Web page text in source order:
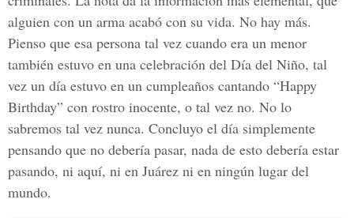
alguien con un arma acabó con su vida. No hay más.
Pienso que esa persona tal vez cuando era un menor
también estuvo en una celebración del Día del Niño, tal
vez un día estuvo en un cumpleaños cantando “Happy
Birthday” con rostro inocente, o tal vez no. No lo
sabremos tal vez nunca. Concluyo el día simplemente
pensando que no debería pasar, nada de esto debería estar
pasando, ni aquí, ni en Juárez ni en ningún lugar del
mundo.